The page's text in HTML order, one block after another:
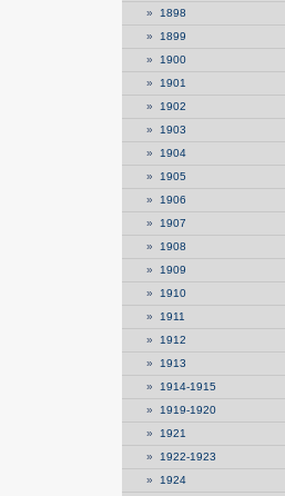
» 1898
» 1899
» 1900
» 1901
» 1902
» 1903
» 1904
» 1905
» 1906
» 1907
» 1908
» 1909
» 1910
» 1911
» 1912
» 1913
» 1914-1915
» 1919-1920
» 1921
» 1922-1923
» 1924